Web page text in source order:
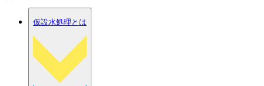
仮設水処理とは